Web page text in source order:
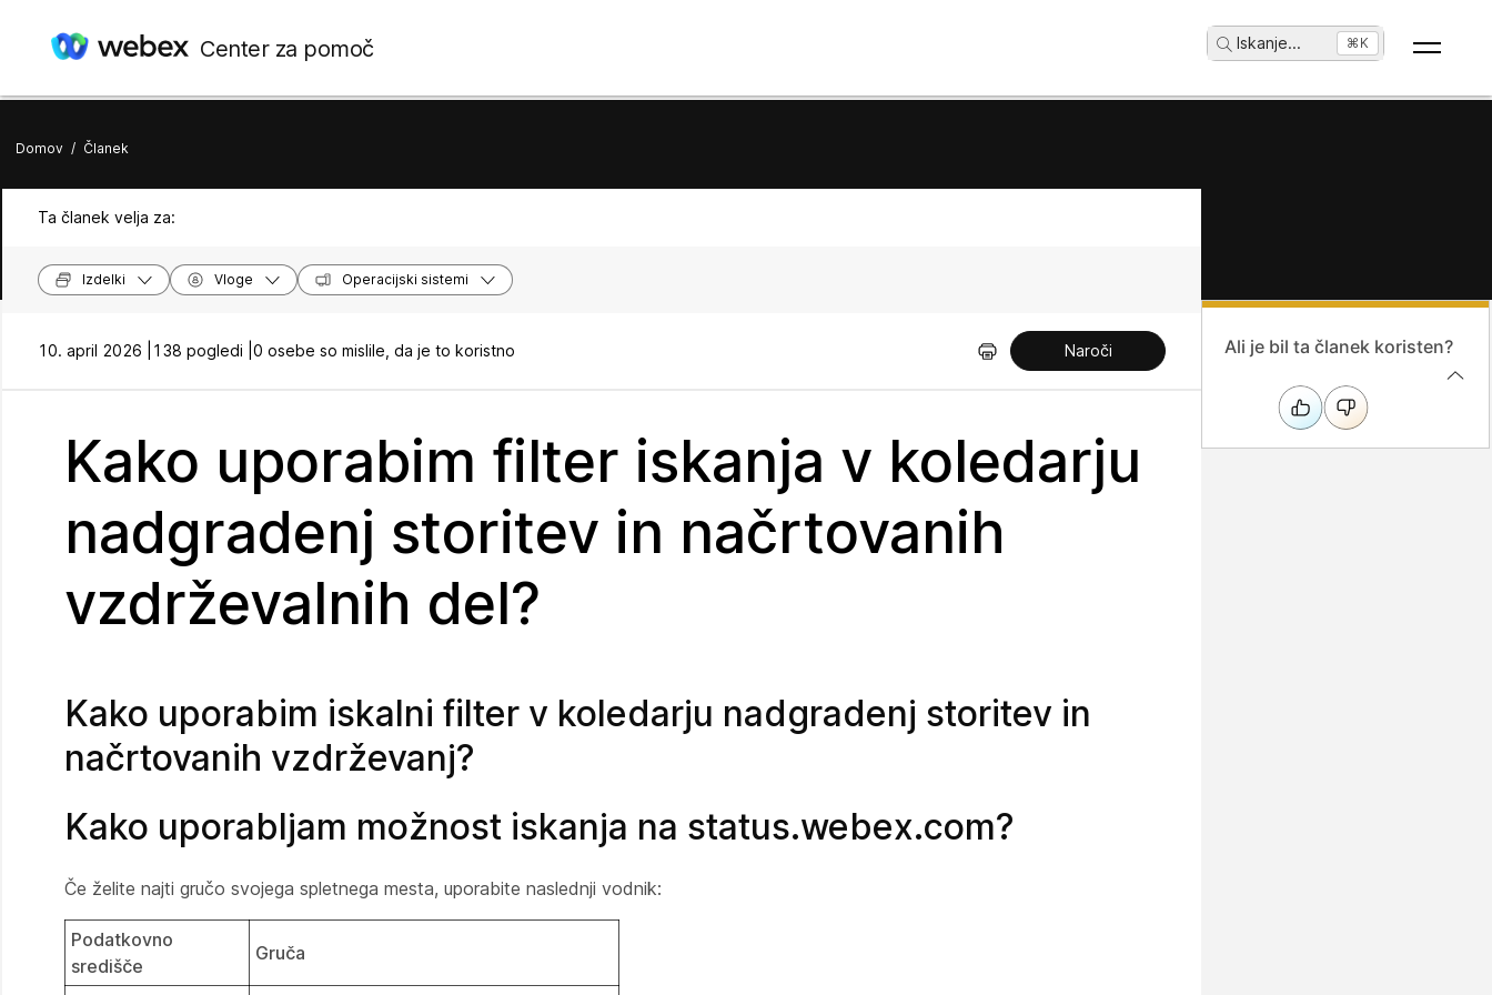
Center za pomoč Iskanje... ⌘K
Domov / Članek
Ta članek velja za:
Izdelki Vloge Operacijski sistemi
10. april 2026 | 138 pogledi | 0 osebe so mislile, da je to koristno Naroči
Kako uporabim filter iskanja v koledarju
nadgradenj storitev in načrtovanih
vzdrževalnih del?
Kako uporabim iskalni filter v koledarju nadgradenj storitev in
načrtovanih vzdrževanj?
Kako uporabljam možnost iskanja na status.webex.com?
Če želite najti gručo svojega spletnega mesta, uporabite naslednji vodnik:
Podatkovno
središče
Gruča
Ali je bil ta članek koristen?